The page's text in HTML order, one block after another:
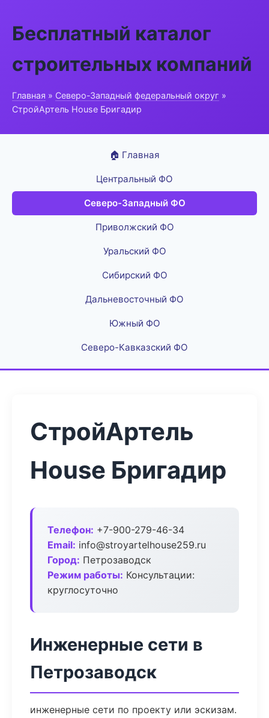
Бесплатный каталог
строительных компаний
Главная » Северо-Западный федеральный округ »
СтройАртель House Бригадир
🏠 Главная
Центральный ФО
Северо-Западный ФО
Приволжский ФО
Уральский ФО
Сибирский ФО
Дальневосточный ФО
Южный ФО
Северо-Кавказский ФО
СтройАртель
House Бригадир
Телефон: +7-900-279-46-34
Email: info@stroyartelhouse259.ru
Город: Петрозаводск
Режим работы: Консультации:
круглосуточно
Инженерные сети в
Петрозаводск
инженерные сети по проекту или эскизам.